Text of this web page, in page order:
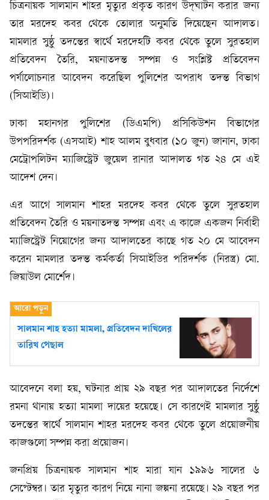
চিত্রনায়ক সালমান শাহর মৃত্যুর প্রকৃত কারণ উদ্‌ঘাটন করার জন্য
তার মরদেহ কবর থেকে তোলার অনুমতি দিয়েছেন আদালত।
মামলার সুষ্ঠু তদন্তের স্বার্থে মরদেহটি কবর থেকে তুলে সুরতহাল
প্রতিবেদন তৈরি, ময়নাতদন্ত সম্পন্ন ও সংশ্লিষ্ট প্রতিবেদন
পর্যালোচনার আবেদন করেছিল পুলিশের অপরাধ তদন্ত বিভাগ
(সিআইডি)।
ঢাকা মহানগর পুলিশের (ডিএমপি) প্রসিকিউশন বিভাগের
উপপরিদর্শক (এসআই) শাহ আলম বুধবার (১০ জুন) জানান, ঢাকা
মেট্রোপলিটন ম্যাজিস্ট্রেট জুয়েল রানার আদালত গত ২৪ মে এই
আদেশ দেন।
এর আগে সালমান শাহর মরদেহ কবর থেকে তুলে সুরতহাল
প্রতিবেদন তৈরি ও ময়নাতদন্ত সম্পন্ন এবং এ কাজে একজন নির্বাহী
ম্যাজিস্ট্রেট নিয়োগের জন্য আদালতের কাছে গত ২০ মে আবেদন
করেন মামলার তদন্ত কর্মকর্তা সিআইডির পরিদর্শক (নিরস্ত্র) মো.
জিয়াউল মোর্শেদ।
সালমান শাহ হত্যা মামলা, ‎প্রতিবেদন দাখিলের
তারিখ পেছাল
আবেদনে বলা হয়, ঘটনার প্রায় ২৯ বছর পর আদালতের নির্দেশে
রমনা থানায় হত্যা মামলা দায়ের হয়েছে। সে কারণেই মামলার সুষ্ঠু
তদন্তের স্বার্থে সালমান শাহর মরদেহ কবর থেকে তুলে প্রয়োজনীয়
কাজগুলো সম্পন্ন করা প্রয়োজন।
জনপ্রিয় চিত্রনায়ক সালমান শাহ মারা যান ১৯৯৬ সালের ৬
সেপ্টেম্বর। তার মৃত্যুর কারণ নিয়ে নানা জল্পনা রয়েছে। ২৯ বছর পর